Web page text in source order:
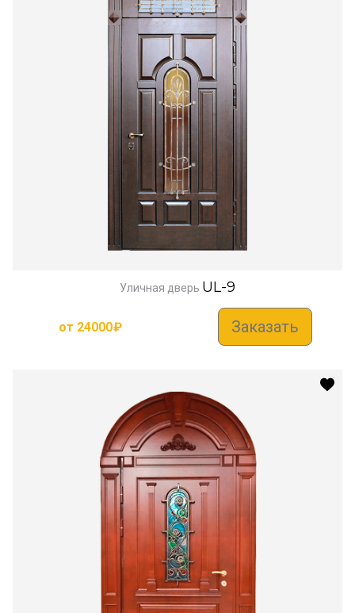
Уличная дверь UL-9
от 24000₽ Заказать